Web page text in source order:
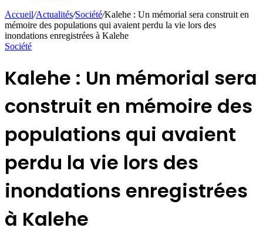
Accueil/Actualités/Société/Kalehe : Un mémorial sera construit en
mémoire des populations qui avaient perdu la vie lors des
inondations enregistrées à Kalehe
Société
Kalehe : Un mémorial sera
construit en mémoire des
populations qui avaient
perdu la vie lors des
inondations enregistrées
à Kalehe